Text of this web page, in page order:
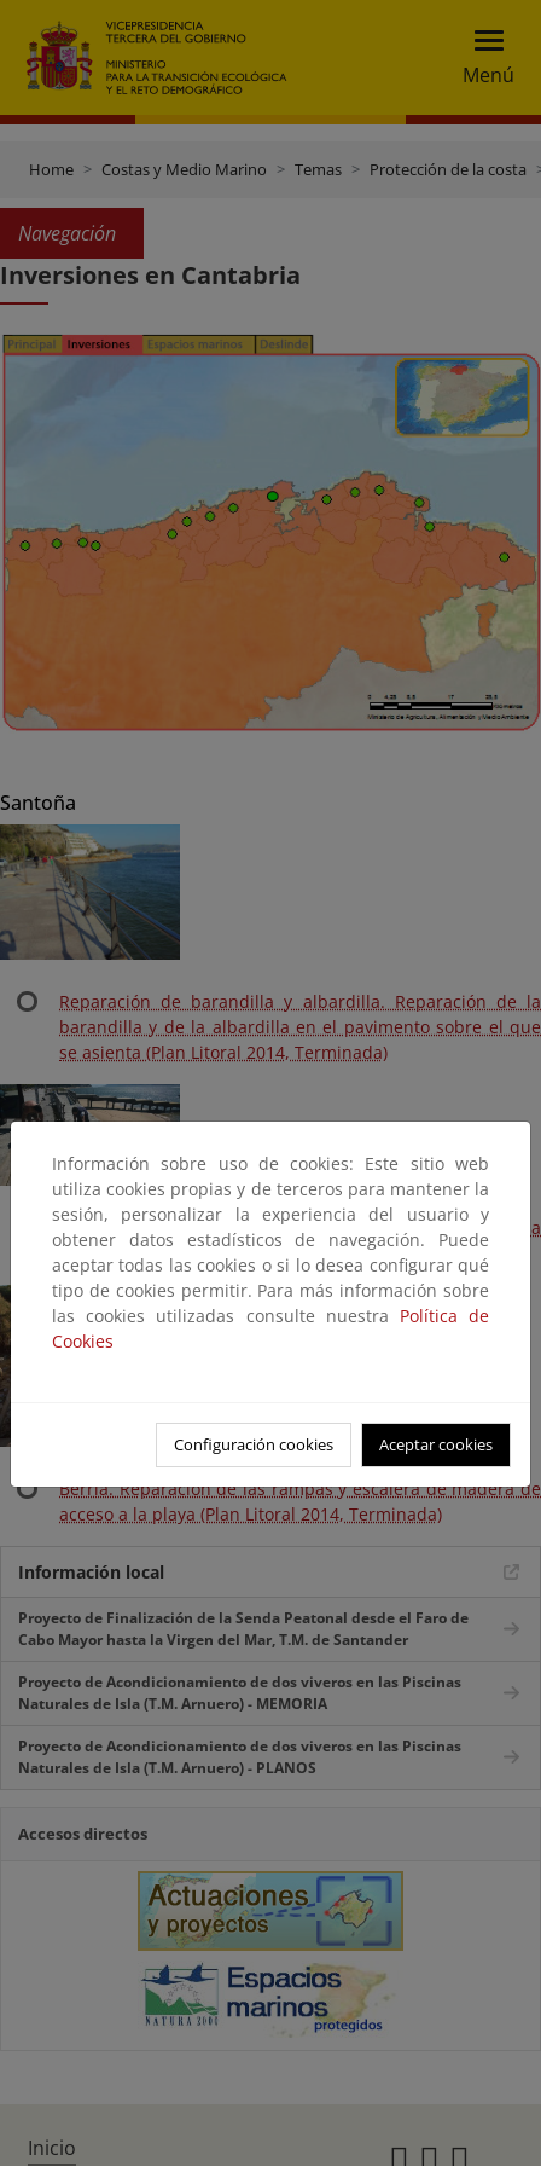
Menú
Home Costas y Medio Marino Temas Protección de la costa
Navegación
Inversiones en Cantabria
Santoña
Reparación de barandilla y albardilla. Reparación de la
barandilla y de la albardilla en el pavimento sobre el que
se asienta (Plan Litoral 2014, Terminada)
Playa de San Martín. Reposición de 20 metros con tarima
de madera (Plan Litoral 2014, Terminada)
Berria. Reparación de las rampas y escalera de madera de
acceso a la playa (Plan Litoral 2014, Terminada)
Información local
Proyecto de Finalización de la Senda Peatonal desde el Faro de
Cabo Mayor hasta la Virgen del Mar, T.M. de Santander
Proyecto de Acondicionamiento de dos viveros en las Piscinas
Naturales de Isla (T.M. Arnuero) - MEMORIA
Proyecto de Acondicionamiento de dos viveros en las Piscinas
Naturales de Isla (T.M. Arnuero) - PLANOS
Accesos directos
Información sobre uso de cookies: Este sitio web
utiliza cookies propias y de terceros para mantener la
sesión, personalizar la experiencia del usuario y
obtener datos estadísticos de navegación. Puede
aceptar todas las cookies o si lo desea configurar qué
tipo de cookies permitir. Para más información sobre
las cookies utilizadas consulte nuestra Política de
Cookies
Configuración cookies Aceptar cookies
Inicio